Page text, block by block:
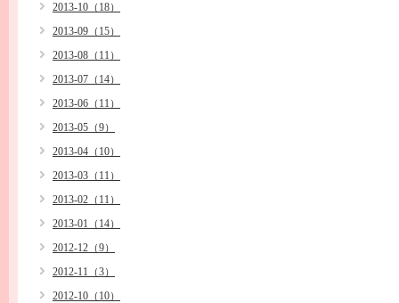
2013-10（18）
2013-09（15）
2013-08（11）
2013-07（14）
2013-06（11）
2013-05（9）
2013-04（10）
2013-03（11）
2013-02（11）
2013-01（14）
2012-12（9）
2012-11（3）
2012-10（10）